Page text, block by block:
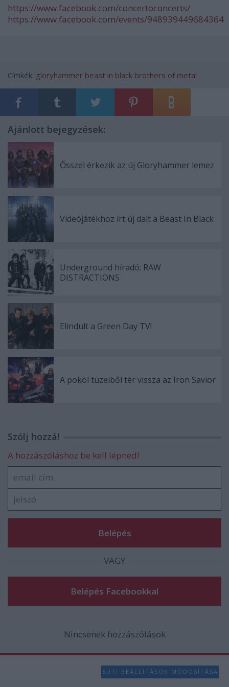
https://www.facebook.com/concertoconcerts/
https://www.facebook.com/events/948939449684364
Címkék: gloryhammer beast in black brothers of metal
Ajánlott bejegyzések:
Ősszel érkezik az új Gloryhammer lemez
Videójátékhoz írt új dalt a Beast In Black
Underground híradó: RAW
DISTRACTIONS
Elindult a Green Day TV!
A pokol tüzeiből tér vissza az Iron Savior
Szólj hozzá!
A hozzászóláshoz be kell lépned!
VAGY
Nincsenek hozzászólások
SÜTI BEÁLLÍTÁSOK MÓDOSÍTÁSA